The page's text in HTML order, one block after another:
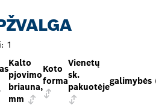
1
Kalto
pjovimo
briauna,
mm
Koto
forma
Vienetų
sk.
pakuotėje
galimybės